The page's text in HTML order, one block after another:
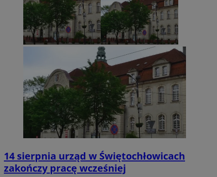
14 sierpnia urząd w Świętochłowicach
zakończy pracę wcześniej